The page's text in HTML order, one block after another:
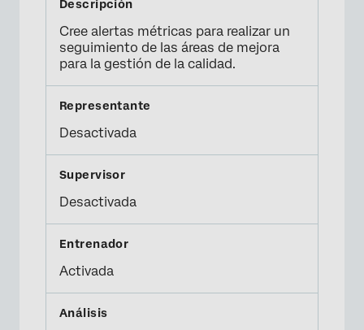
Cree alertas métricas para realizar un
seguimiento de las áreas de mejora
para la gestión de la calidad.
Desactivada
Desactivada
Activada